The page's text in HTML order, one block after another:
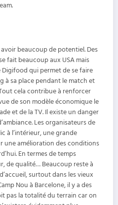
beaucoup de potentiel. Des
fait beaucoup aux USA mais
qui permet de se faire
à sa place pendant le match et
cela contribue à renforcer
de son modèle économique le
et de la TV. Il existe un danger
Les organisateurs de
à l’intérieur, une grande
une amélioration des conditions
En termes de temps
de qualité… Beaucoup reste à
surtout dans les vieux
Nou à Barcelone, il y a des
pas la totalité du terrain car on